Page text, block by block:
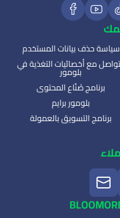
سياسة حذف بيانات المستخدم
مع أخصائيات التغذية في
بلومور
برنامج صُنّاع المحتوى
بلومور برايم
برنامج التسويق بالعمولة